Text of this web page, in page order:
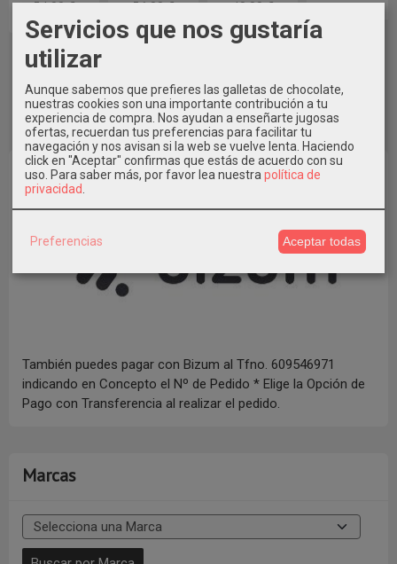
También puedes pagar con Bizum al Tfno. 609546971
indicando en Concepto el Nº de Pedido * Elige la Opción de
Pago con Transferencia al realizar el pedido.
Marcas
34,99 € 36,99 € 49,99 €
Servicios que nos gustaría
utilizar
Aunque sabemos que prefieres las galletas de chocolate,
nuestras cookies son una importante contribución a tu
experiencia de compra. Nos ayudan a enseñarte jugosas
ofertas, recuerdan tus preferencias para facilitar tu
navegación y nos avisan si la web se vuelve lenta. Haciendo
click en "Aceptar" confirmas que estás de acuerdo con su
uso. Para saber más, por favor lea nuestra política de
privacidad
Preferencias Aceptar todas